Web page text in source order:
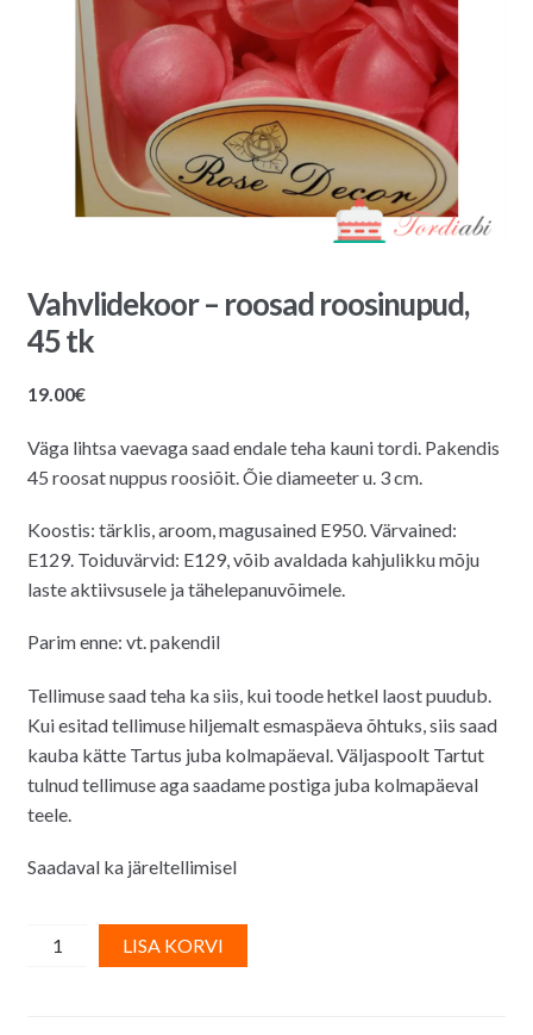
Vahvlidekoor – roosad roosinupud,
45 tk
19.00€
Väga lihtsa vaevaga saad endale teha kauni tordi. Pakendis
45 roosat nuppus roosiõit. Õie diameeter u. 3 cm.
Koostis: tärklis, aroom, magusained E950. Värvained:
E129. Toiduvärvid: E129, võib avaldada kahjulikku mõju
laste aktiivsusele ja tähelepanuvõimele.
Parim enne: vt. pakendil
Tellimuse saad teha ka siis, kui toode hetkel laost puudub.
Kui esitad tellimuse hiljemalt esmaspäeva õhtuks, siis saad
kauba kätte Tartus juba kolmapäeval. Väljaspoolt Tartut
tulnud tellimuse aga saadame postiga juba kolmapäeval
teele.
Saadaval ka järeltellimisel
VahvlidekoorLISA KORVI